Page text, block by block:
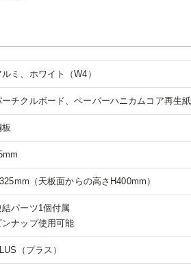
ルミ、ホワイト（W4）
ーチクルボード、ペーパーハニカムコア再生紙
板
（天板面からの高さH400mm）
結パーツ1個付属
ンナップ使用可能
（プラス）